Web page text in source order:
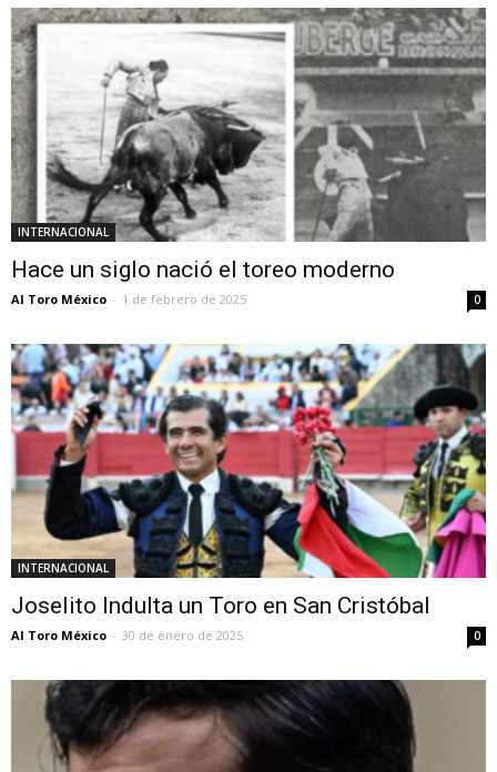
INTERNACIONAL
Hace un siglo nació el toreo moderno
Al Toro México - 1 de febrero de 2025 0
INTERNACIONAL
Joselito Indulta un Toro en San Cristóbal
Al Toro México - 30 de enero de 2025 0